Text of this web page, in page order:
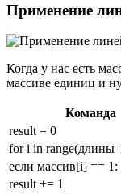
Применение
Когда у нас есть
массиве единиц и
Команда
result = 0
for i in
если массив[i] == 1:
result += 1